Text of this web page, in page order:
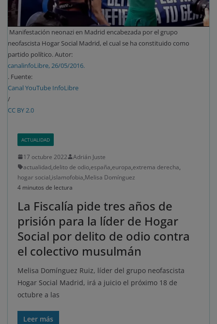
Manifestación neonazi en Madrid encabezada por el grupo
neofascista Hogar Social Madrid, el cual se ha constituido como
partido político. Autor:
canalinfoLibre, 26/05/2016.
. Fuente:
Canal YouTube InfoLibre
/
CC BY 2.0
ACTUALIDAD
17 octubre 2022
Adrián Juste
actualidad,delito de odio,españa,europa,extrema derecha,
hogar social,islamofobia,Melisa Domínguez
4 minutos de lectura
La Fiscalía pide tres años de
prisión para la líder de Hogar
Social por delito de odio contra
el colectivo musulmán
Melisa Domínguez Ruiz, líder del grupo neofascista
Hogar Social Madrid, irá a juicio el próximo 18 de
octubre a las
Leer más